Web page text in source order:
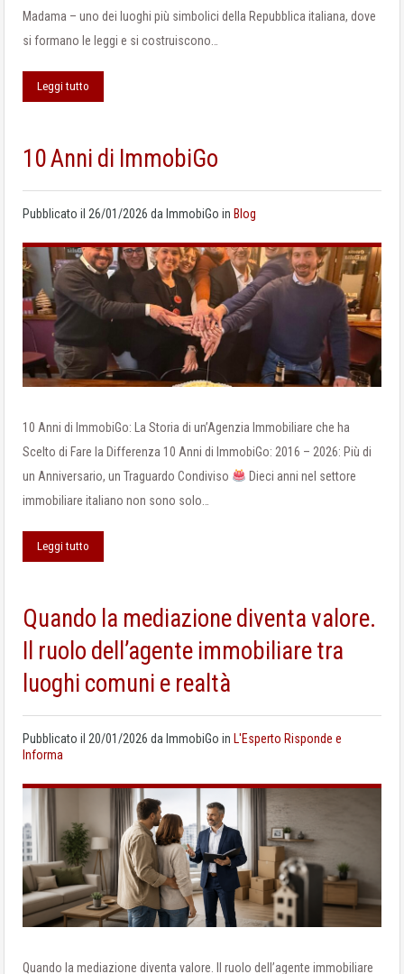
Madama – uno dei luoghi più simbolici della Repubblica italiana, dove
si formano le leggi e si costruiscono…
Leggi tutto
10 Anni di ImmobiGo
Pubblicato il 26/01/2026 da ImmobiGo in Blog
10 Anni di ImmobiGo: La Storia di un’Agenzia Immobiliare che ha
Scelto di Fare la Differenza 10 Anni di ImmobiGo: 2016 – 2026: Più di
un Anniversario, un Traguardo Condiviso
Dieci anni nel settore
immobiliare italiano non sono solo…
Leggi tutto
Quando la mediazione diventa valore.
Il ruolo dell’agente immobiliare tra
luoghi comuni e realtà
Pubblicato il 20/01/2026 da ImmobiGo in L'Esperto Risponde e
Informa
Quando la mediazione diventa valore. Il ruolo dell’agente immobiliare